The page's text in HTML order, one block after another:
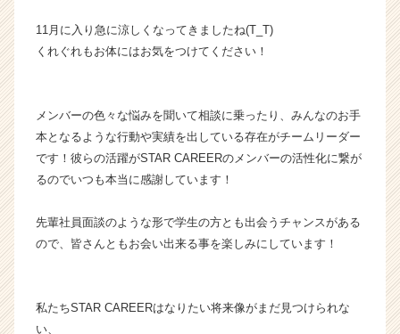
成
長
か
ら
ス
ウ
が
届
活
11月に入り急に涼しくなってきましたね(T_T)
くれぐれもお体にはお気をつけてください！
メンバーの色々な悩みを聞いて相談に乗ったり、みんなのお手
本となるような行動や実績を出している存在がチームリーダー
です！彼らの活躍がSTAR CAREERのメンバーの活性化に繋が
るのでいつも本当に感謝しています！
先輩社員面談のような形で学生の方とも出会うチャンスがある
ので、皆さんともお会い出来る事を楽しみにしています！
私たちSTAR CAREERはなりたい将来像がまだ見つけられな
い、